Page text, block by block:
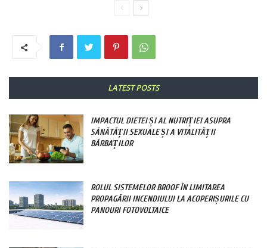
LATEST POSTS
IMPACTUL DIETEI ȘI AL NUTRIȚIEI ASUPRA
SĂNĂTĂȚII SEXUALE ȘI A VITALITĂȚII
BĂRBAȚILOR
ROLUL SISTEMELOR BROOF ÎN LIMITAREA
PROPAGĂRII INCENDIULUI LA ACOPERIȘURILE CU
PANOURI FOTOVOLTAICE